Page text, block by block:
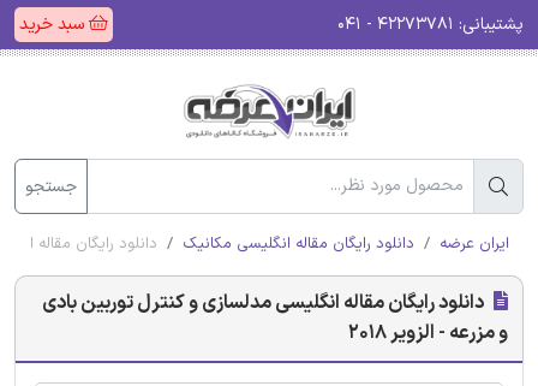
پشتیبانی: سبد خرید
جستجو
ایران عرضه دانلود رایگان مقاله انگلیسی مکانیک دانلود رایگان مقاله
دانلود رایگان مقاله انگلیسی مدلسازی و کنترل توربین بادی
و مزرعه - الزویر 2018